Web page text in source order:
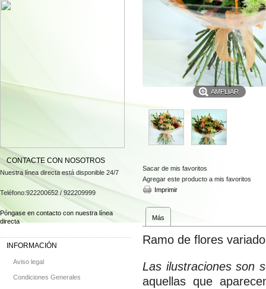
CONTACTE CON NOSOTROS
Nuestra línea directa está disponible 24/7
Teléfono:922200652 / 922209999
Póngase en contacto con nuestra línea
directa
INFORMACIÓN
Aviso legal
Condiciones Generales
AMPLIAR
Sacar de mis favoritos
Agregar este producto a mis favoritos
Imprimir
Más
Ramo de flores
Las ilustraciones son
aquellas que